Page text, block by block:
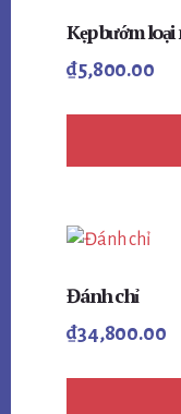
Kẹp bướm loại
₫5,800.00
Đánh chỉ
₫34,800.00